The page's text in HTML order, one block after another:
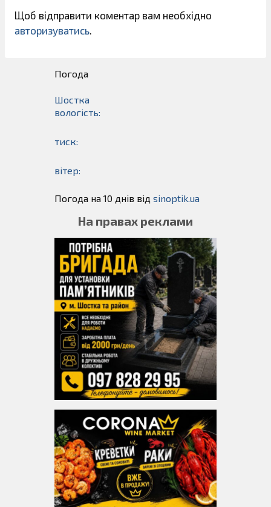
Щоб відправити коментар вам необхідно
авторизуватись
Погода
Шостка
вологість:
тиск:
вітер:
Погода на 10 днів від sinoptik.ua
На правах реклами